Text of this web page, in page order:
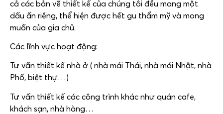
cả các bản vẽ thiết kế của chúng tôi đều mang một
dấu ấn riêng, thể hiện được hết gu thẩm mỹ và mong
muốn của gia chủ.
Các lĩnh vực hoạt động:
Tư vấn thiết kế nhà ở ( nhà mái Thái, nhà mái Nhật, nhà
Phố, biệt thự…)
Tư vấn thiết kế các công trình khác như quán cafe,
khách sạn, nhà hàng…